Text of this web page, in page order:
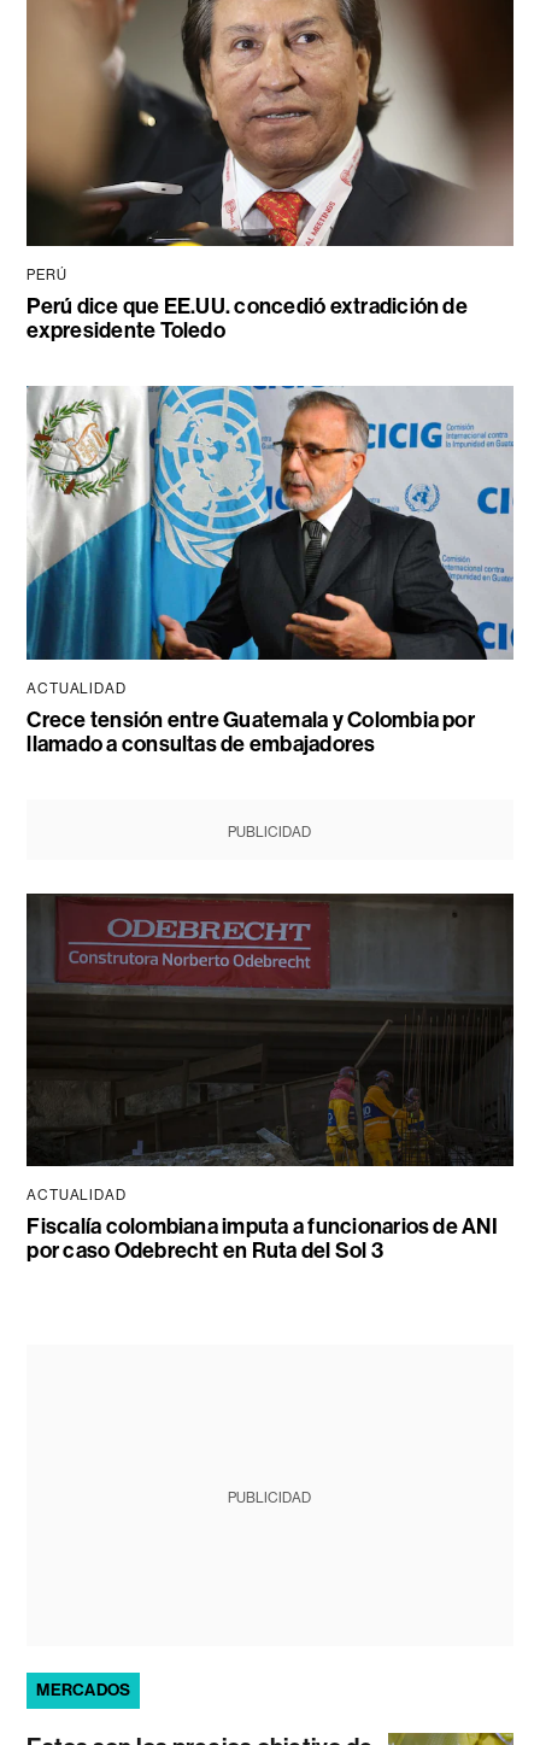
PERÚ
Perú dice que EE.UU. concedió extradición de
expresidente Toledo
ACTUALIDAD
Crece tensión entre Guatemala y Colombia por
llamado a consultas de embajadores
PUBLICIDAD
ACTUALIDAD
Fiscalía colombiana imputa a funcionarios de ANI
por caso Odebrecht en Ruta del Sol 3
PUBLICIDAD
MERCADOS